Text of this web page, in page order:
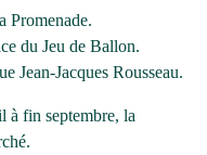
Promenade.
du Jeu de Ballon.
Jean-Jacques Rousseau.
à fin septembre, la